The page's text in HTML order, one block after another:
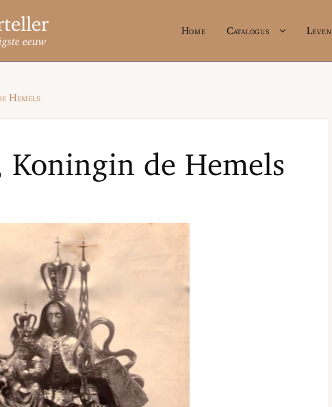
eeuw
Home Catalogus Leven
Hemels
Koningin de Hemels